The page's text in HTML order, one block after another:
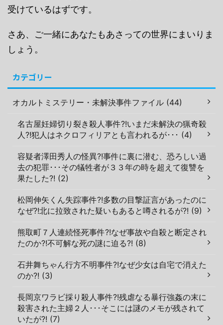
受けているはずです。
さあ、ご一緒にあなたもあさっての世界にまいりま
しょう。
カテゴリー
オカルトミステリー・未解決事件ファイル (44)
名古屋妊婦切り裂き殺人事件?!いまだ未解決の猟奇殺
人?!犯人はネクロフィリアとも言われるが･･･ (4)
容疑者澤田秀人の怪異?!事件に裏に潜む、恐ろしい過
去の犯罪･･･その犠牲者が３３年の時を超えて復讐を
果たした?! (2)
松岡伸矢くん失踪事件?!多数の目撃証言があったのに
なぜ?!北に拉致された疑いもあると噂されるが?! (9)
熊取町７人連続怪死事件?!なぜ事故や自殺と断定され
たのか?!不可解な死の謎に迫る?! (8)
石井舞ちゃん行方不明事件?!なぜ少女は自宅で消えた
のか?! (3)
長岡京ワラビ採り殺人事件?!残虐なる暴行強姦の末に
殺害された主婦２人･･･そこには謎のメモが残されて
いたが?! (7)